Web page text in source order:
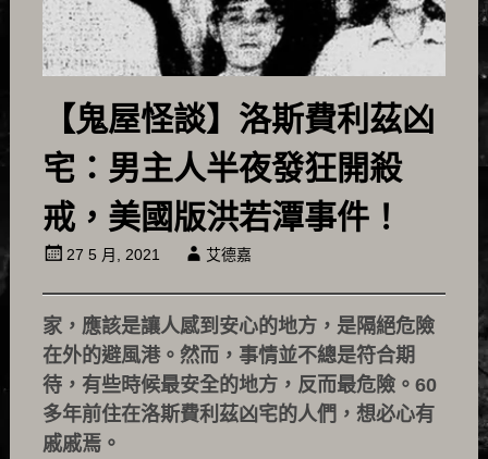
【鬼屋怪談】洛斯費利茲凶
宅：男主人半夜發狂開殺
戒，美國版洪若潭事件！
27 5 月, 2021 艾德嘉
家，應該是讓人感到安心的地方，是隔絕危險
在外的避風港。然而，事情並不總是符合期
待，有些時候最安全的地方，反而最危險。60
多年前住在洛斯費利茲凶宅的人們，想必心有
戚戚焉。